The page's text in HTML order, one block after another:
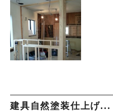
建具自然塗装仕上げ...